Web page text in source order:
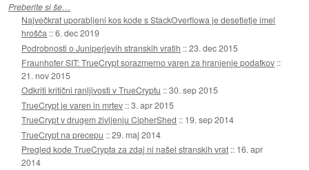
Preberite si še…
Največkrat uporabljeni kos kode s StackOverflowa je desetletje imel
hrošča ::6. dec 2019
Podrobnosti o Juniperjevih stranskih vratih ::23. dec 2015
Fraunhofer SIT: TrueCrypt sorazmerno varen za hranjenje podatkov ::
21. nov 2015
Odkriti kritični ranljivosti v TrueCryptu ::30. sep 2015
TrueCrypt je varen in mrtev ::3. apr 2015
TrueCrypt v drugem življenju CipherShed :: 19. sep 2014
TrueCrypt na precepu ::29. maj 2014
Pregled kode TrueCrypta za zdaj ni našel stranskih vrat :: 16. apr
2014